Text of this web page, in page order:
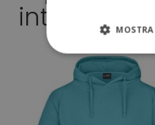
interessare